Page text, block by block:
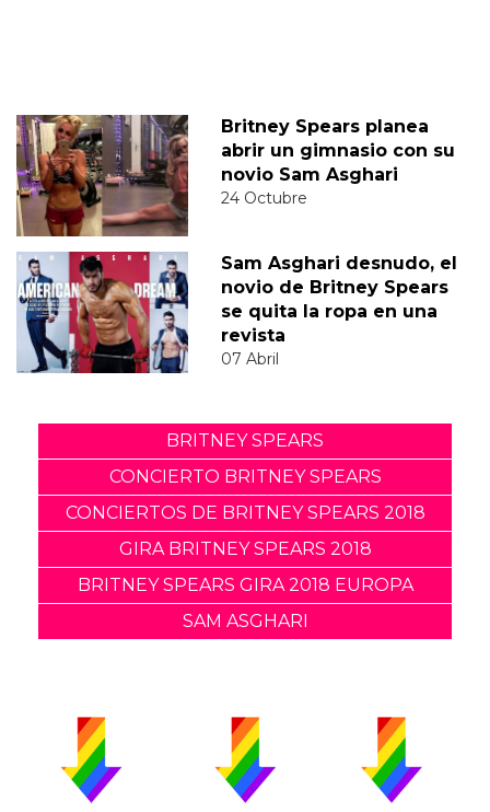
Britney Spears planea
abrir un gimnasio con su
novio Sam Asghari
24 Octubre
Sam Asghari desnudo, el
novio de Britney Spears
se quita la ropa en una
revista
07 Abril
BRITNEY SPEARS
CONCIERTO BRITNEY SPEARS
CONCIERTOS DE BRITNEY SPEARS 2018
GIRA BRITNEY SPEARS 2018
BRITNEY SPEARS GIRA 2018 EUROPA
SAM ASGHARI